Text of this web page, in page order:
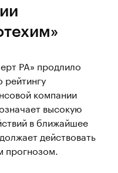
РА» продлило
рейтингу
компании
высокую
в ближайшее
действовать
прогнозом.